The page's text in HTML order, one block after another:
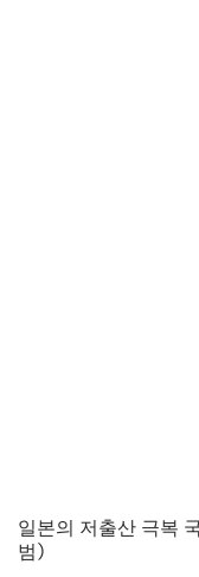
일본의 저출산 극복
범)